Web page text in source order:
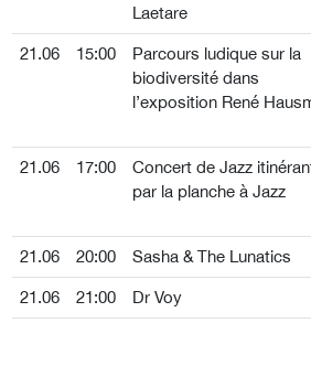
Laetare
21.06 15:00
Parcours ludique sur la
biodiversité dans
l’exposition René
21.06 17:00
Concert de Jazz
par la planche à Jazz
21.06 20:00 Sasha & The Lunatics
21.06 21:00 Dr Voy